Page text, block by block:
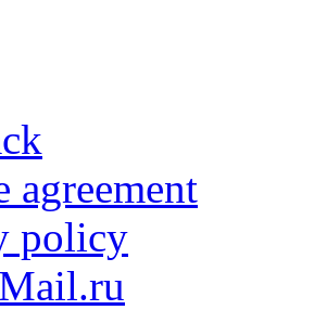
agreement
policy